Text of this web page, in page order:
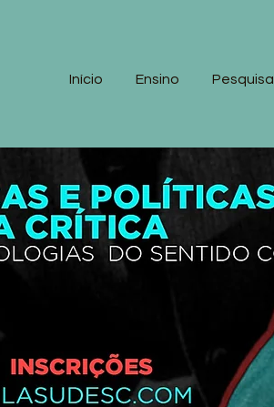
Início Ensino Pesquisa